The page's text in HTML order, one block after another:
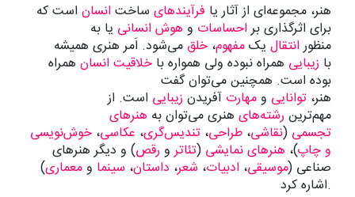
هنر، مجموعه‌ای از آثار یا فرآیندهای ساخت انسان است که
برای اثرگذاری براحساسات و هوش انسانی یا به‌
منظورانتقال یکمفهوم، خلق می‌شود. اَمر هنری همیشه
با زیبایی همراه نبوده ولی همواره با خلاقیت انسان همراه
بوده است. همچنین می‌توان گفت
هنر، توانایی ومهارت آفریدن زیبایی است. از
مهم‌ترین رشته‌های هنری می‌توان به هنرهای
تجسمی (نقاشی، طراحی، تندیس‌گری، عکاسی، خوش‌نویسی
وچاپ)، هنرهای نمایشی (تئاترو رقص) و دیگر هنرهای
صناعی (موسیقی، ادبیات، شعر، داستان، سینما ومعماری)
اشاره کرد.